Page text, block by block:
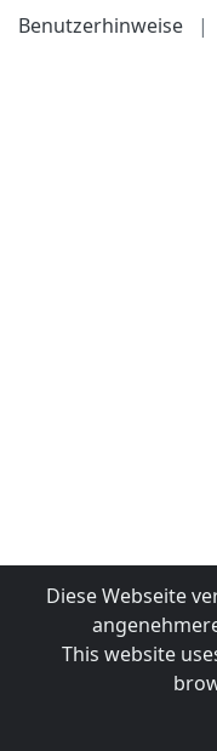
Benutzerhinweise
|
Diese Webseite
This website